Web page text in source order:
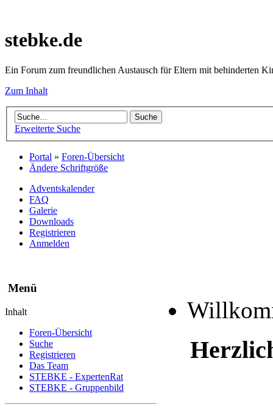
stebke.de
Ein Forum zum freundlichen Austausch für Eltern mit behinderten
Zum Inhalt
Erweiterte Suche
Portal » Foren-Übersicht
Ändere Schriftgröße
Adventskalender
FAQ
Galerie
Downloads
Registrieren
Anmelden
Menü
Inhalt
Foren-Übersicht
Suche
Registrieren
Das Team
STEBKE - ExpertenRat
STEBKE - Gruppenbild